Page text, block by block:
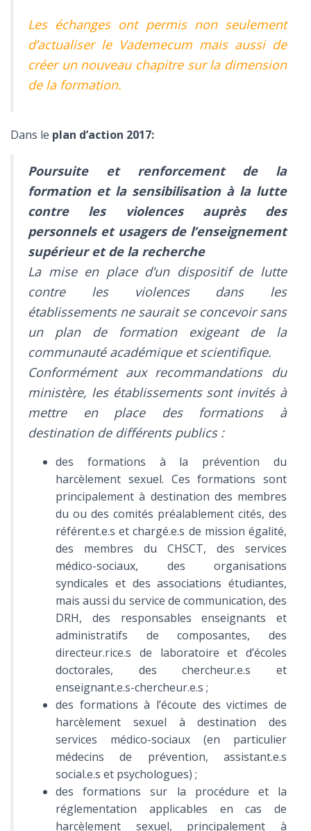
Les échanges ont permis non seulement
d’actualiser le Vademecum mais aussi de
créer un nouveau chapitre sur la dimension
de la formation.
Dans le plan d’action 2017:
Poursuite et renforcement de la
formation et la sensibilisation à la lutte
contre les violences auprès des
personnels et usagers de l’enseignement
supérieur et de la recherche
La mise en place d’un dispositif de lutte
contre les violences dans les
établissements ne saurait se concevoir sans
un plan de formation exigeant de la
communauté académique et scientifique.
Conformément aux recommandations du
ministère, les établissements sont invités à
mettre en place des formations à
destination de différents publics :
des formations à la prévention du
harcèlement sexuel. Ces formations sont
principalement à destination des membres
du ou des comités préalablement cités, des
référent.e.s et chargé.e.s de mission égalité,
des membres du CHSCT, des services
médico-sociaux, des organisations
syndicales et des associations étudiantes,
mais aussi du service de communication, des
DRH, des responsables enseignants et
administratifs de composantes, des
directeur.rice.s de laboratoire et d’écoles
doctorales, des chercheur.e.s et
enseignant.e.s-chercheur.e.s ;
des formations à l’écoute des victimes de
harcèlement sexuel à destination des
services médico-sociaux (en particulier
médecins de prévention, assistant.e.s
social.e.s et psychologues) ;
des formations sur la procédure et la
réglementation applicables en cas de
harcèlement sexuel, principalement à